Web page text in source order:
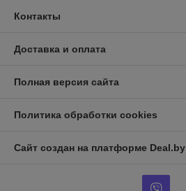
Контакты
Доставка и оплата
Полная версия сайта
Политика обработки cookies
Сайт создан на платформе Deal.by